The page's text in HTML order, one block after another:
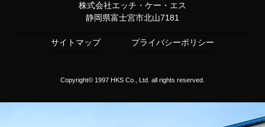
株式会社エッチ・ケー・エス
静岡県富士宮市北山7181
サイトマップ プライバシーポリシー
Copyright© 1997 HKS Co., Ltd. all rights reserved.